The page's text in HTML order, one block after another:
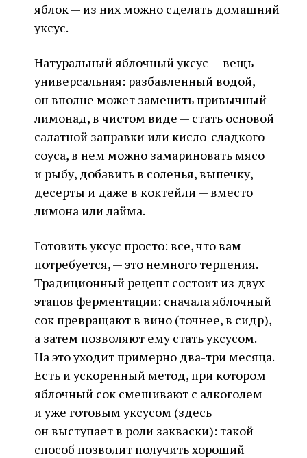
яблок — из них можно сделать домашний
уксус.
Натуральный яблочный уксус — вещь
универсальная: разбавленный водой,
он вполне может заменить привычный
лимонад, в чистом виде — стать основой
салатной заправки или кисло-сладкого
соуса, в нем можно замариновать мясо
и рыбу, добавить в соленья, выпечку,
десерты и даже в коктейли — вместо
лимона или лайма.
Готовить уксус просто: все, что вам
потребуется, — это немного терпения.
Традиционный рецепт состоит из двух
этапов ферментации: сначала яблочный
сок превращают в вино (точнее, в сидр),
а затем позволяют ему стать уксусом.
На это уходит примерно два-три месяца.
Есть и ускоренный метод, при котором
яблочный сок смешивают с алкоголем
и уже готовым уксусом (здесь
он выступает в роли закваски): такой
способ позволит получить хороший